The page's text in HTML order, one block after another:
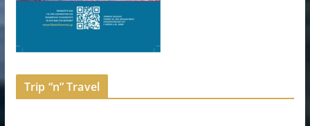
Trip “n” Travel